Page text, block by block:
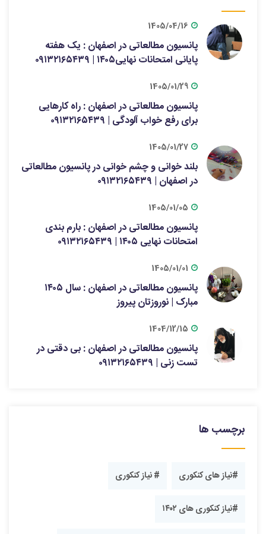
1405/04/16
پانسیون مطالعاتی در اصفهان : یک هفته
پایانی امتحانات نهایی۱۴۰۵ | ۰۹۱۳۲۱۶۵۴۳۹
1405/01/29
پانسیون مطالعاتی در اصفهان : راه کارهایی
برای رفع خواب آلودگی | ۰۹۱۳۲۱۶۵۴۳۹
1405/01/27
بلند خوانی و چشم خوانی در پانسیون مطالعاتی
در اصفهان | ۰۹۱۳۲۱۶۵۴۳۹
1405/01/05
پانسیون مطالعاتی در اصفهان : بارم بندی
امتحانات نهایی ۱۴۰۵ | ۰۹۱۳۲۱۶۵۴۳۹
1405/01/01
پانسیون مطالعاتی در اصفهان : سال ۱۴۰۵
مبارک | نوروزتان پیروز
1404/12/15
پانسیون مطالعاتی در اصفهان : بی دقتی در
تست زنی | ۰۹۱۳۲۱۶۵۴۳۹
برچسب ها
#نیاز های کنکوری # نیاز کنکوری
#نیاز کنکوری های ۱۴۰۲